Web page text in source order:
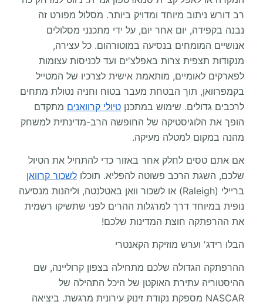
רב דורש ניתוב מיוחד ומדויק ביותר. מסלול מפורט זה
נבנה בקפידה, יום אחר יום, על ידי מתכנני מסלולים
אנושיים המומחים בנסיעה במוטורהום. כל עצירה,
מנקודות תצפית צרות באפלצ'ים ועד לכניסות עצומות
לפארקים לאומיים, מותאמת אישית לצרכיו של המטייל
בקמפרוואן, תוך הבטחת מעבר בטוח וחניה נטולת מתחים
לרכבים גדולים. שימוש במתכנן טיולי קרוואנים מתקדם
הופך את הלוגיסטיקה של החופשה הרב-מדינתית למשחק
מהנה במקום למטלה מעיקה.
אם אתם טסים לחלק אחר באזור כדי להתחיל את הטיול
שלכם, השגת הרכב פשוטה להפליא. תוכלו לשכור קרוואן
בריילי (Raleigh) או לשכור וואן באטלנטה, וליהנות מנסיעה
נופית במיוחד דרך למרגלות ההרים לפני שתשיקו רשמית
את ההרפתקה חוצת המדינות שלכם!
הבלו רידג' וערש מוזיקת הקאנטרי
ההרפתקה הגדולה שלכם מתחילה בצפון קרוליינה, שם
ההיסטוריה עתירת האוקטן של היכל התהילה של
NASCAR מספקת נקודת זינוק עירונית מרגשת. ביציאה